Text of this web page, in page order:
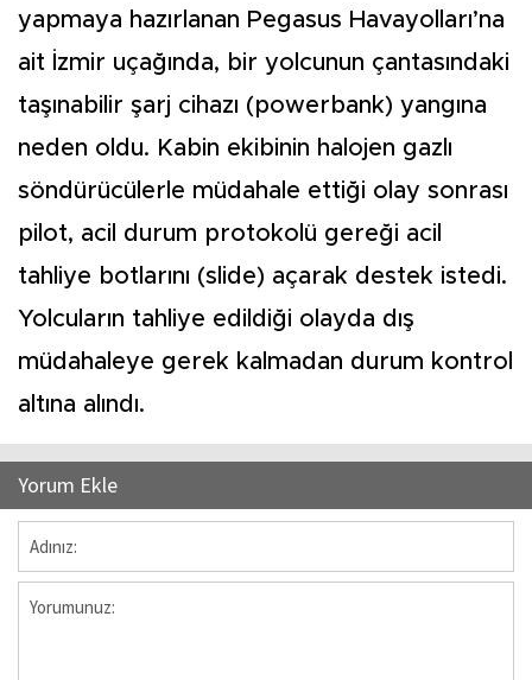
yapmaya hazırlanan Pegasus Havayolları’na
ait İzmir uçağında, bir yolcunun çantasındaki
taşınabilir şarj cihazı (powerbank) yangına
neden oldu. Kabin ekibinin halojen gazlı
söndürücülerle müdahale ettiği olay sonrası
pilot, acil durum protokolü gereği acil
tahliye botlarını (slide) açarak destek istedi.
Yolcuların tahliye edildiği olayda dış
müdahaleye gerek kalmadan durum kontrol
altına alındı.
Yorum Ekle